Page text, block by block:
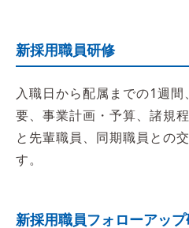
新採用職員研修
入職日から配属までの1週
要、事業計画・予算、諸規
と先輩職員、同期職員との
す。
新採用職員フォローアッ